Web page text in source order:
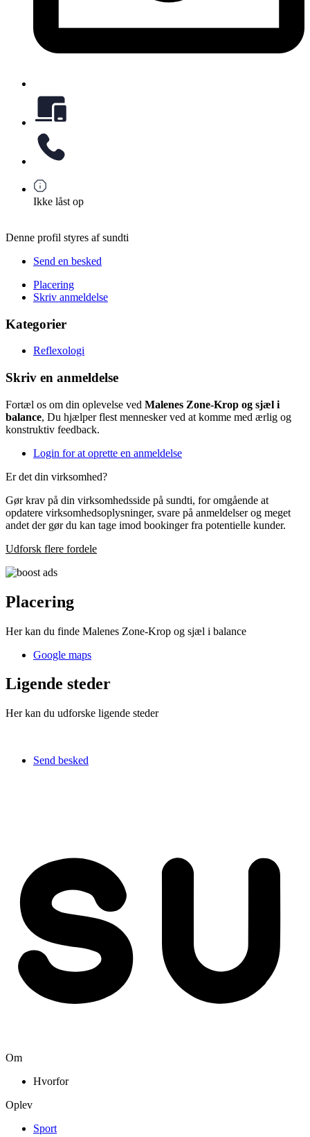
Ikke låst op
Denne profil styres af sundti
Send en besked
Placering
Skriv anmeldelse
Kategorier
Reflexologi
Skriv en anmeldelse
Fortæl os om din oplevelse ved Malenes Zone-Krop og sjæl i
balance, Du hjælper flest mennesker ved at komme med ærlig og
konstruktiv feedback.
Login for at oprette en anmeldelse
Er det din virksomhed?
Gør krav på din virksomhedsside på sundti, for omgående at
opdatere virksomhedsoplysninger, svare på anmeldelser og meget
andet der gør du kan tage imod bookinger fra potentielle kunder.
Udforsk flere fordele
Placering
Her kan du finde Malenes Zone-Krop og sjæl i balance
Google maps
Ligende steder
Her kan du udforske ligende steder
Send besked
Om
Hvorfor
Oplev
Sport